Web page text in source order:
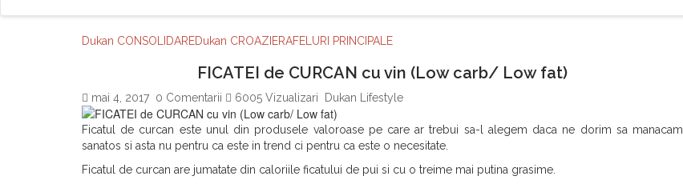
Dukan CONSOLIDAREDukan CROAZIERAFELURI PRINCIPALE
FICATEI de CURCAN cu vin (Low carb/ Low fat)
mai 4, 2017 0 Comentarii 6005 Vizualizari Dukan Lifestyle
Ficatul de curcan este unul din produsele valoroase pe care ar trebui sa-l alegem daca ne dorim sa manacam
sanatos si asta nu pentru ca este in trend ci pentru ca este o necesitate.
Ficatul de curcan are jumatate din caloriile ficatului de pui si cu o treime mai putina grasime.